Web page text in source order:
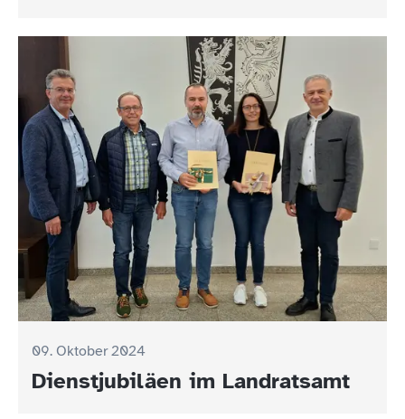
09. Oktober 2024
Dienstjubiläen im Landratsamt